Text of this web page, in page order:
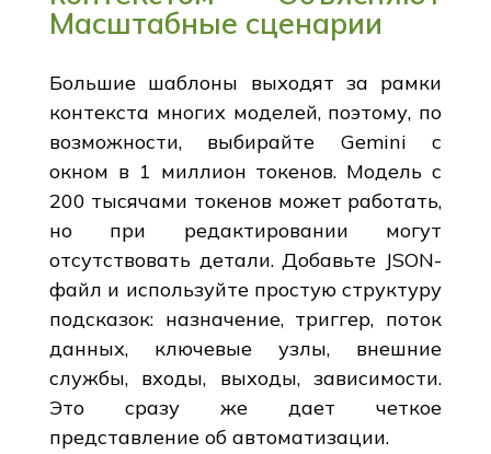
Масштабные сценарии
Большие шаблоны выходят за рамки
контекста многих моделей, поэтому, по
возможности, выбирайте Gemini с
окном в 1 миллион токенов. Модель с
200 тысячами токенов может работать,
но при редактировании могут
отсутствовать детали. Добавьте JSON-
файл и используйте простую структуру
подсказок: назначение, триггер, поток
данных, ключевые узлы, внешние
службы, входы, выходы, зависимости.
Это сразу же дает четкое
представление об автоматизации.